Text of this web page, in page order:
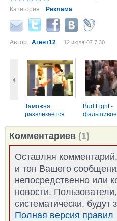
Категория: Реклама
Автор: Агент12 12 июля´07 7:30
Таможня
развлекается
Bud Light -
Комментариев (1)
Оставляя
и тон Вашего
непосредственно или
новости.
систематически, будут
Полная версия правил